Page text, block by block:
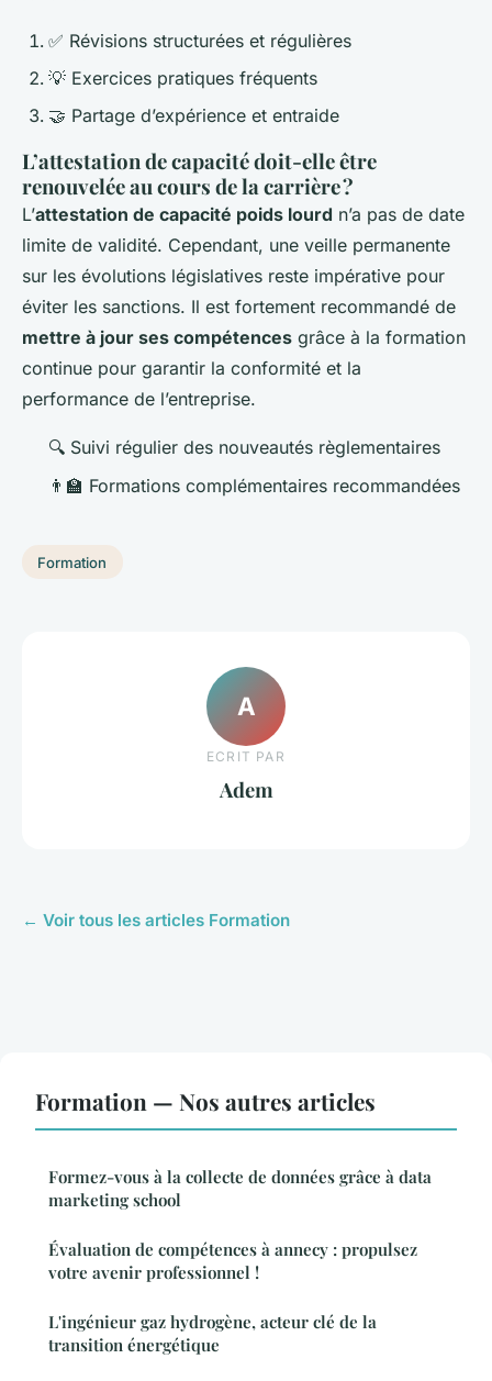
✅ Révisions structurées et régulières
💡 Exercices pratiques fréquents
🤝 Partage d’expérience et entraide
L’attestation de capacité doit-elle être
renouvelée au cours de la carrière ?
L’attestation de capacité poids lourd n’a pas de date
limite de validité. Cependant, une veille permanente
sur les évolutions législatives reste impérative pour
éviter les sanctions. Il est fortement recommandé de
mettre à jour ses compétences grâce à la formation
continue pour garantir la conformité et la
performance de l’entreprise.
🔍 Suivi régulier des nouveautés règlementaires
👨‍🏫 Formations complémentaires recommandées
Formation
A
ECRIT PAR
Adem
← Voir tous les articles Formation
Formation — Nos autres articles
Formez-vous à la collecte de données grâce à data
marketing school
Évaluation de compétences à annecy : propulsez
votre avenir professionnel !
L'ingénieur gaz hydrogène, acteur clé de la
transition énergétique